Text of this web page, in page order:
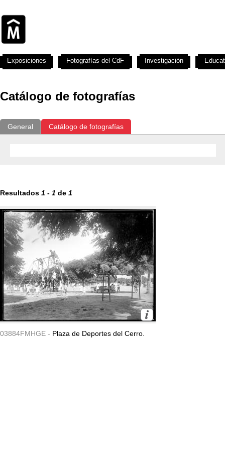
Catálogo de fotografías
General Catálogo de fotografías
Resultados 1 - 1 de 1
03884FMHGE - Plaza de Deportes del Cerro.
Exposiciones Fotografías del CdF Investigación